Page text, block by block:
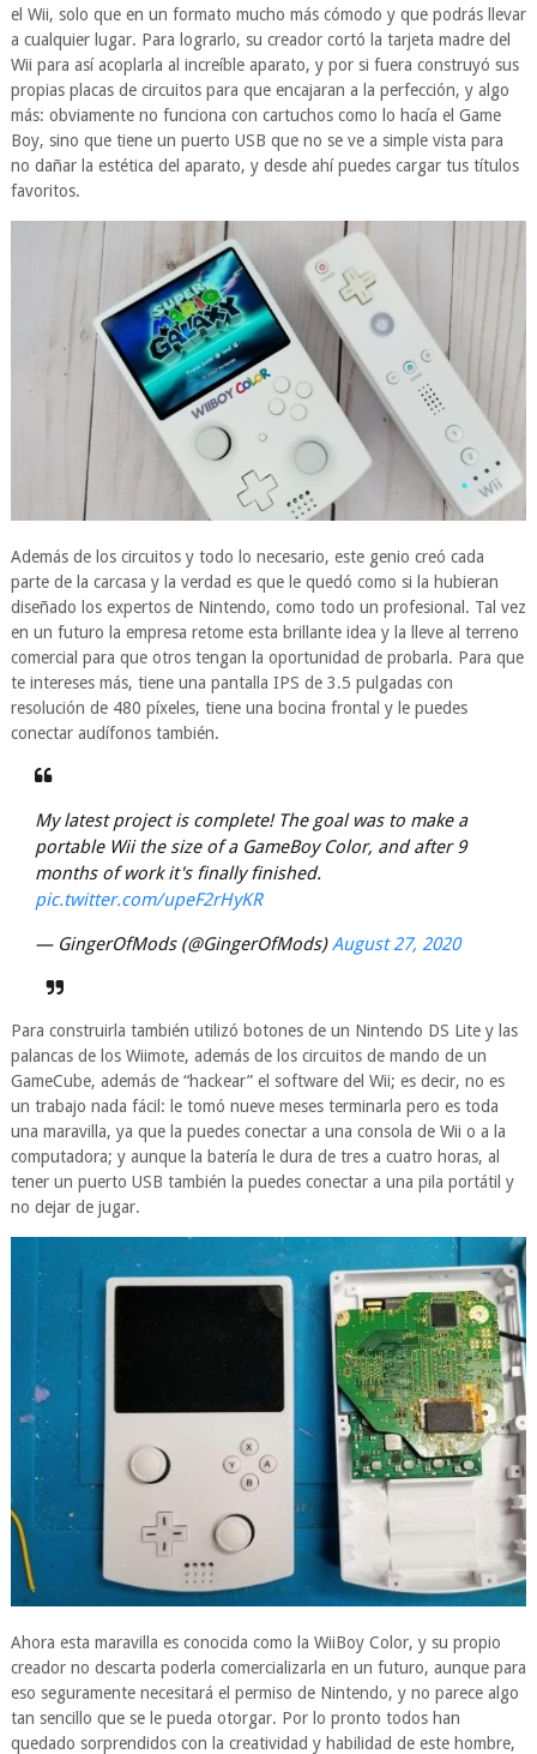
el Wii, solo que en un formato mucho más cómodo y que podrás llevar
a cualquier lugar. Para lograrlo, su creador cortó la tarjeta madre del
Wii para así acoplarla al increíble aparato, y por si fuera construyó sus
propias placas de circuitos para que encajaran a la perfección, y algo
más: obviamente no funciona con cartuchos como lo hacía el Game
Boy, sino que tiene un puerto USB que no se ve a simple vista para
no dañar la estética del aparato, y desde ahí puedes cargar tus títulos
favoritos.
Además de los circuitos y todo lo necesario, este genio creó cada
parte de la carcasa y la verdad es que le quedó como si la hubieran
diseñado los expertos de Nintendo, como todo un profesional. Tal vez
en un futuro la empresa retome esta brillante idea y la lleve al terreno
comercial para que otros tengan la oportunidad de probarla. Para que
te intereses más, tiene una pantalla IPS de 3.5 pulgadas con
resolución de 480 píxeles​, tiene una bocina frontal y le puedes
conectar audífonos también.
My latest project is complete! The goal was to make a
portable Wii the size of a GameBoy Color, and after 9
months of work it's finally finished.
pic.twitter.com/upeF2rHyKR
— GingerOfMods (@GingerOfMods)August 27, 2020
Para construirla también utilizó botones de un Nintendo DS Lite y las
palancas de los Wiimote, además de los circuitos de mando de un
GameCube, además de “hackear” el software del Wii; es decir, no es
un trabajo nada fácil: le tomó nueve meses terminarla pero es toda
una maravilla, ya que la puedes conectar a una consola de Wii o a la
computadora; y aunque la batería le dura de tres a cuatro horas, al
tener un puerto USB también la puedes conectar a una pila portátil y
no dejar de jugar.
Ahora esta maravilla es conocida como la WiiBoy Color, y su propio
creador no descarta poderla comercializarla en un futuro, aunque para
eso seguramente necesitará el permiso de Nintendo, y no parece algo
tan sencillo que se le pueda otorgar. Por lo pronto todos han
quedado sorprendidos con la creatividad y habilidad de este hombre,